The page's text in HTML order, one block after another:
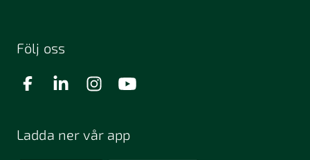
Följ oss
Ladda ner vår app